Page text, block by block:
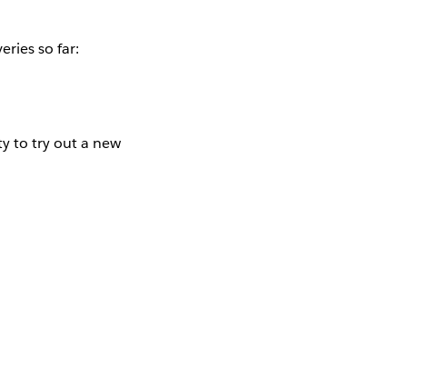
so far:
to try out a new